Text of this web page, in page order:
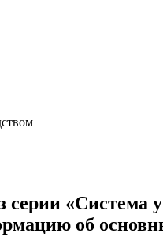
серии «Система
об